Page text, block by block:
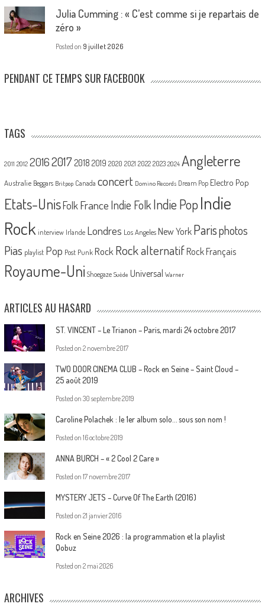
Julia Cumming : « C’est comme si je repartais de
zéro »
Posted on 9 juillet 2026
PENDANT CE TEMPS SUR FACEBOOK
TAGS
2011 2012 20162017 2018 2019 2020 2021 2022 2023 2024 Angleterre
Australie Beggars Britpop Canada concert Domino Records Dream Pop Electro Pop
Etats-UnisFolk France Indie Folk Indie PopIndie
Rock interview Irlande Londres Los Angeles New York Parisphotos
Pias playlist Pop Post Punk Rock Rock alternatif Rock Français
Royaume-Uni Shoegaze Suède Universal Warner
ARTICLES AU HASARD
ST. VINCENT – Le Trianon – Paris, mardi 24 octobre 2017
Posted on 2 novembre 2017
TWO DOOR CINEMA CLUB – Rock en Seine – Saint Cloud –
25 août 2019
Posted on 30 septembre 2019
Caroline Polachek : le 1er album solo… sous son nom !
Posted on 16 octobre 2019
ANNA BURCH – « 2 Cool 2 Care »
Posted on 17 novembre 2017
MYSTERY JETS – Curve Of The Earth (2016)
Posted on 21 janvier 2016
Rock en Seine 2026 : la programmation et la playlist
Qobuz
Posted on 2 mai 2026
ARCHIVES